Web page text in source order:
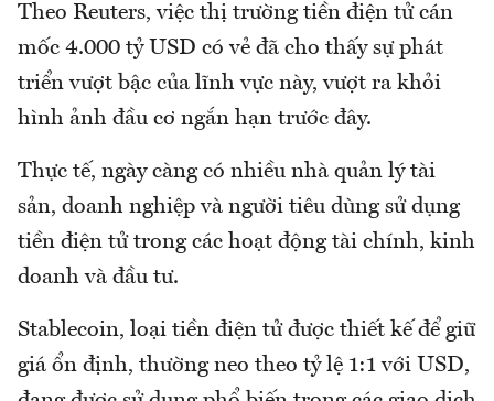
Theo Reuters, việc thị trường tiền điện tử cán
mốc 4.000 tỷ USD có vẻ đã cho thấy sự phát
triển vượt bậc của lĩnh vực này, vượt ra khỏi
hình ảnh đầu cơ ngắn hạn trước đây.
Thực tế, ngày càng có nhiều nhà quản lý tài
sản, doanh nghiệp và người tiêu dùng sử dụng
tiền điện tử trong các hoạt động tài chính, kinh
doanh và đầu tư.
Stablecoin, loại tiền điện tử được thiết kế để giữ
giá ổn định, thường neo theo tỷ lệ 1:1 với USD,